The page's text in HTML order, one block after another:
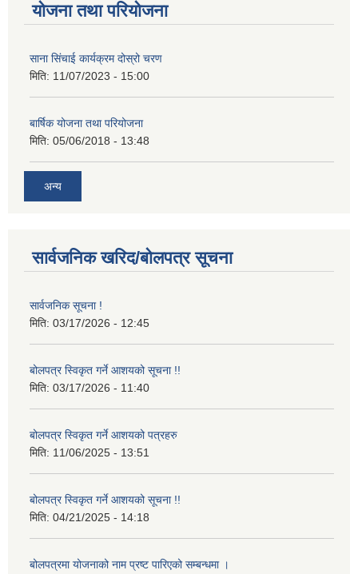
योजना तथा परियोजना
साना सिंचाई कार्यक्रम दोस्रो चरण
मिति: 11/07/2023 - 15:00
बार्षिक योजना तथा परियोजना
मिति: 05/06/2018 - 13:48
अन्य
सार्वजनिक खरिद/बोलपत्र सूचना
सार्वजनिक सूचना !
मिति: 03/17/2026 - 12:45
बोलपत्र स्विकृत गर्ने आशयको सूचना !!
मिति: 03/17/2026 - 11:40
बोलपत्र स्विकृत गर्ने आशयको पत्रहरु
मिति: 11/06/2025 - 13:51
बोलपत्र स्विकृत गर्ने आशयको सूचना !!
मिति: 04/21/2025 - 14:18
बोलपत्रमा योजनाको नाम प्रष्ट पारिएको सम्बन्धमा ।